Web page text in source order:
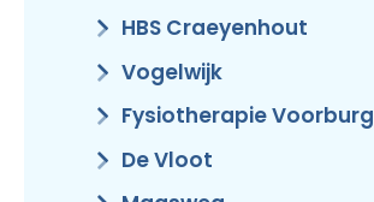
HBS Craeyenhout
Vogelwijk
Fysiotherapie Voorburg
De Vloot